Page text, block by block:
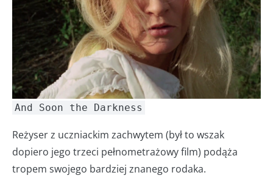
And Soon the Darkness
Reżyser z uczniackim zachwytem (był to wszak
dopiero jego trzeci pełnometrażowy film) podąża
tropem swojego bardziej znanego rodaka.